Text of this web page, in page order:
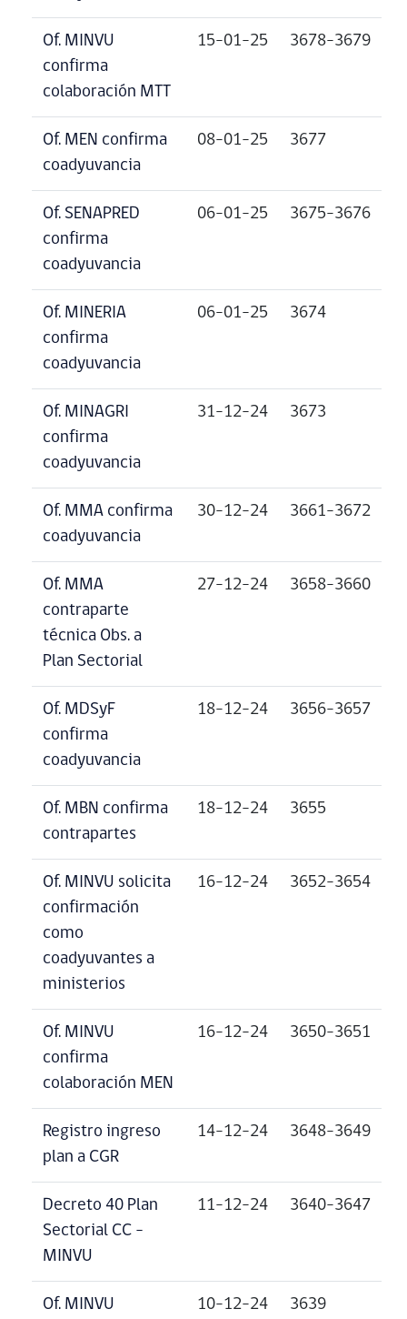
Of. MINVU
confirma
colaboración MTT
15-01-25 3678-3679
Of. MEN confirma
coadyuvancia
08-01-25 3677
Of. SENAPRED
confirma
coadyuvancia
06-01-25 3675-3676
Of. MINERIA
confirma
coadyuvancia
06-01-25 3674
Of. MINAGRI
confirma
coadyuvancia
31-12-24 3673
Of. MMA confirma
coadyuvancia
30-12-24 3661-3672
Of. MMA
contraparte
técnica Obs. a
Plan Sectorial
27-12-24 3658-3660
Of. MDSyF
confirma
coadyuvancia
18-12-24 3656-3657
Of. MBN confirma
contrapartes
18-12-24 3655
Of. MINVU solicita
confirmación
como
coadyuvantes a
ministerios
16-12-24 3652-3654
Of. MINVU
confirma
colaboración MEN
16-12-24 3650-3651
Registro ingreso
plan a CGR
14-12-24 3648-3649
Decreto 40 Plan
Sectorial CC –
MINVU
11-12-24 3640-3647
Of. MINVU
10-12-24 3639